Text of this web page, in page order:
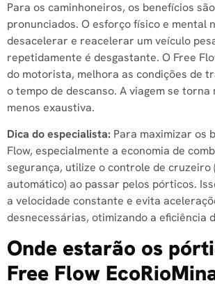
Para os caminhoneiros, os benefícios
pronunciados. O esforço físico e mental
desacelerar e reacelerar um veículo
repetidamente é desgastante. O Free
do motorista, melhora as condições de
o tempo de descanso. A viagem se
menos exaustiva.
Dica do especialista: Para maximizar os
Flow, especialmente a economia de
segurança, utilize o controle de cruzeiro
automático) ao passar pelos pórticos.
a velocidade constante e evita
desnecessárias, otimizando a eficiência
Onde estarão os
Free Flow